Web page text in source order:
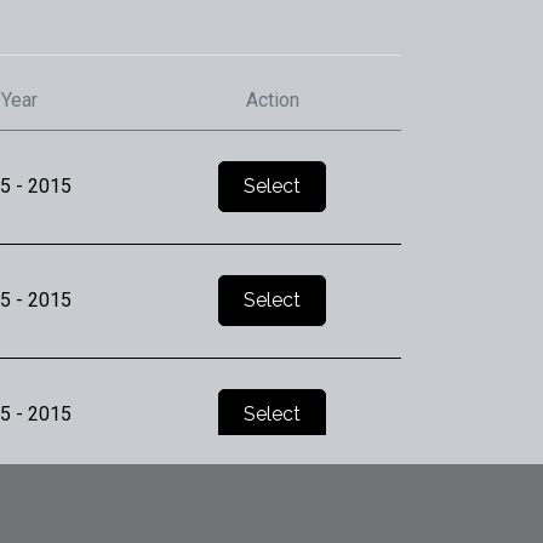
Year Action
- 2015 Select
- 2015 Select
- 2015 Select